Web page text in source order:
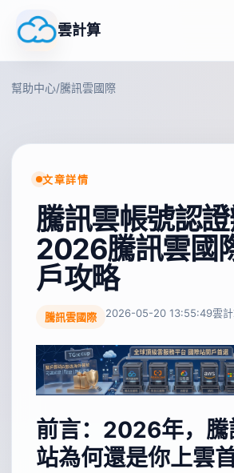
雲計算
幫助中心/騰訊雲國際
文章詳情
騰訊雲帳號認
2026騰訊雲國
戶攻略
騰訊雲國際 2026-05-20 13:55:49雲
前言：2026年，騰
站為何還是你上雲首